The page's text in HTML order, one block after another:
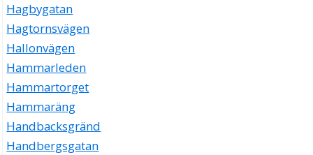
Hagbygatan
Hagtornsvägen
Hallonvägen
Hammarleden
Hammartorget
Hammaräng
Handbacksgränd
Handbergsgatan